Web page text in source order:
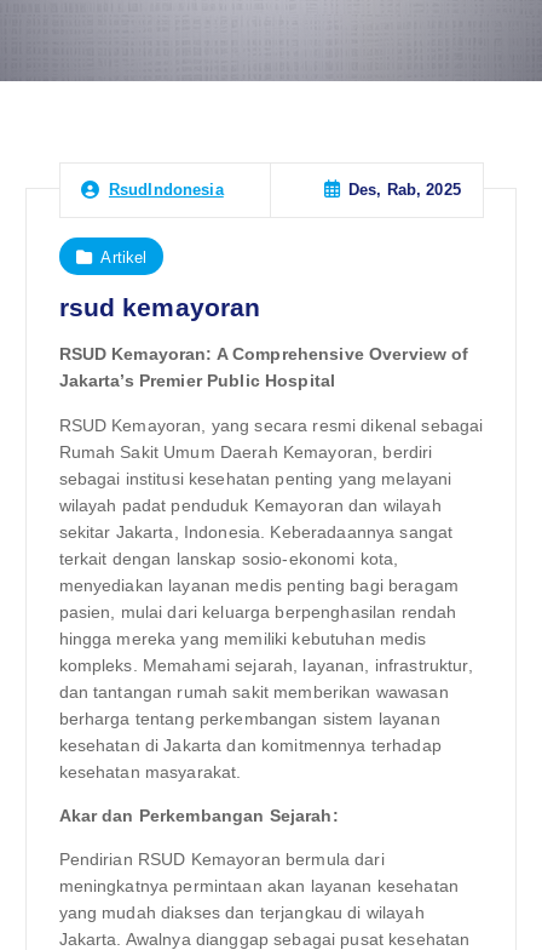
RsudIndonesia Des, Rab, 2025
Artikel
rsud kemayoran
RSUD Kemayoran: A Comprehensive Overview of
Jakarta’s Premier Public Hospital
RSUD Kemayoran, yang secara resmi dikenal sebagai
Rumah Sakit Umum Daerah Kemayoran, berdiri
sebagai institusi kesehatan penting yang melayani
wilayah padat penduduk Kemayoran dan wilayah
sekitar Jakarta, Indonesia. Keberadaannya sangat
terkait dengan lanskap sosio-ekonomi kota,
menyediakan layanan medis penting bagi beragam
pasien, mulai dari keluarga berpenghasilan rendah
hingga mereka yang memiliki kebutuhan medis
kompleks. Memahami sejarah, layanan, infrastruktur,
dan tantangan rumah sakit memberikan wawasan
berharga tentang perkembangan sistem layanan
kesehatan di Jakarta dan komitmennya terhadap
kesehatan masyarakat.
Akar dan Perkembangan Sejarah:
Pendirian RSUD Kemayoran bermula dari
meningkatnya permintaan akan layanan kesehatan
yang mudah diakses dan terjangkau di wilayah
Jakarta. Awalnya dianggap sebagai pusat kesehatan